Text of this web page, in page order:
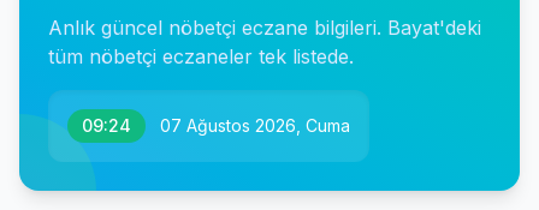
Anlık güncel nöbetçi eczane bilgileri. Bayat'deki
tüm nöbetçi eczaneler tek listede.
09:24 07 Ağustos 2026, Cuma